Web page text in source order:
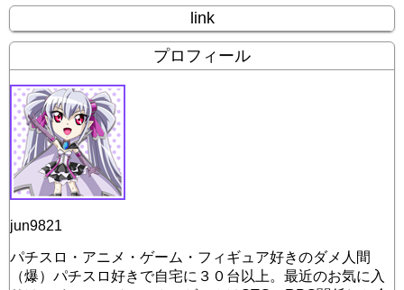
link
プロフィール
jun9821
パチスロ・アニメ・ゲーム・フィギュア好きのダメ人間
（爆）パチスロ好きで自宅に３０台以上。最近のお気に入